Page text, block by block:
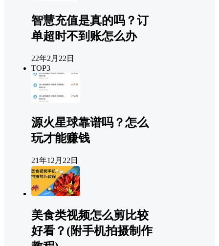
智慧充值是真的吗？订
单超时不到账怎么办
22年2月22日
TOP3
源火星球靠谱吗？怎么
玩才能赚钱
21年12月22日
美食类视频怎么剪比较
好看？(附手机拍摄制作